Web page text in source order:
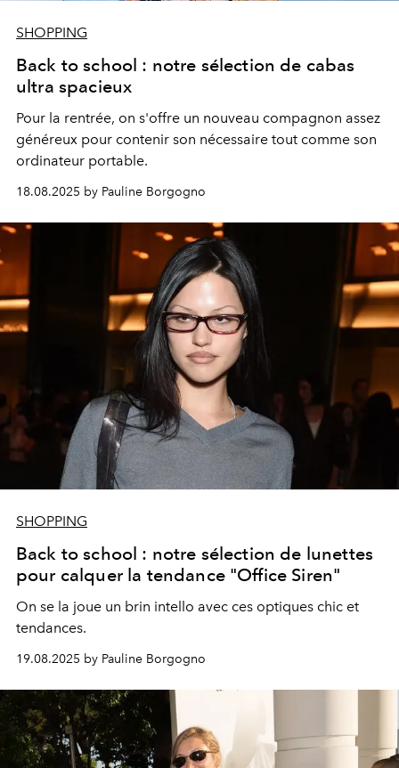
SHOPPING
Back to school : notre sélection de cabas
ultra spacieux
Pour la rentrée, on s'offre un nouveau compagnon assez
généreux pour contenir son nécessaire tout comme son
ordinateur portable.
18.08.2025 by Pauline Borgogno
SHOPPING
Back to school : notre sélection de lunettes
pour calquer la tendance "Office Siren"
On se la joue un brin intello avec ces optiques chic et
tendances.
19.08.2025 by Pauline Borgogno